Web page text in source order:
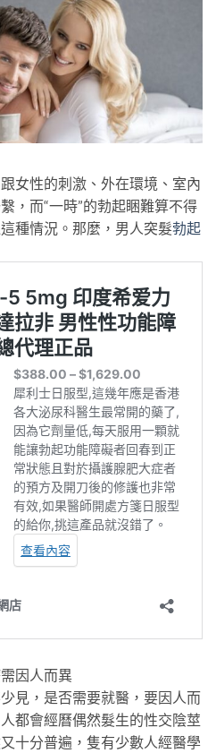
性的刺激、外在環境、室內
，而“一時”的勃起睏難算不得
種情況。那麼，男人突髮勃起
因人而異
，是否需要就醫，要因人而
都會經曆偶然髮生的性交陰莖
十分普遍，隻有少數人經醫學